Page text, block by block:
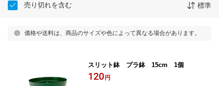
売り切れを含む 標準
価格や送料は、商品のサイズや色によって異なる場合があります。
スリット鉢 プラ鉢 15cm 1個
120 円